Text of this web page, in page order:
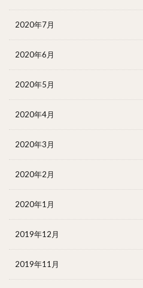
2020年7月
2020年6月
2020年5月
2020年4月
2020年3月
2020年2月
2020年1月
2019年12月
2019年11月